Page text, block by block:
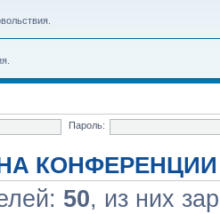
Пароль:
КОНФЕРЕНЦИИ
50, из них